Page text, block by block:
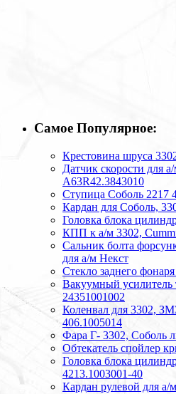
Самое Популярное:
Крестовина шруса
Датчик скорости для
А63R42.3843010
Ступица Соболь 2217
Кардан для Соболь,
Головка блока
КПП к а/м 3302,
Сальник болта
для а/м Некст
Стекло заднего
Вакуумный усилитель
24351001002
Коленвал для 3302,
406.1005014
Фара Г- 3302, Соболь
Обтекатель спойлер
Головка блока
4213.1003001-40
Кардан рулевой для